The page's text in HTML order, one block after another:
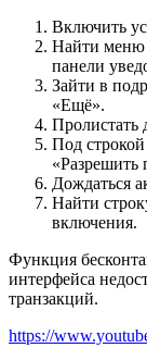
Включить
Найти меню
панели
Зайти в
«Ещё».
Пролистать
Под строкой
«Разрешить
Дождаться
Найти
включения.
Функция
интерфейса
транзакций.
https://